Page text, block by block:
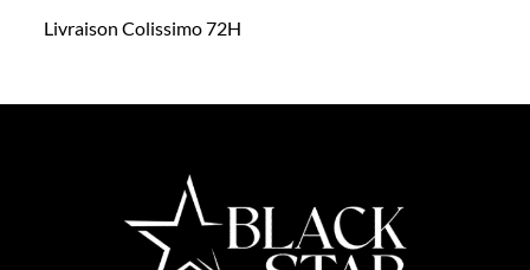
Livraison Colissimo 72H